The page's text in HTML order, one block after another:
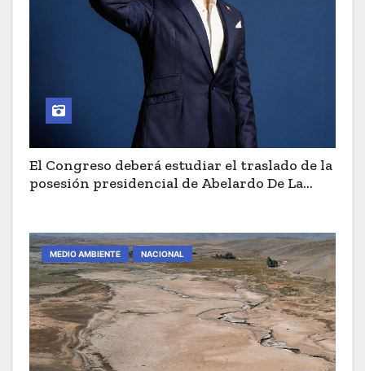
El Congreso deberá estudiar el traslado de la
posesión presidencial de Abelardo De La
MEDIO AMBIENTE NACIONAL